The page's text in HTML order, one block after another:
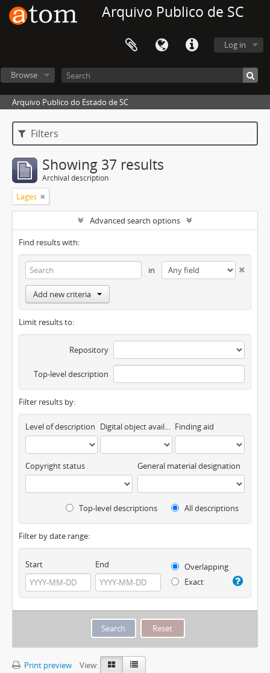
Arquivo Publico de SC
Log in
Browse
Arquivo Publico do Estado de SC
Filters
Showing 37 results
Archival description
Lages
Advanced search options
Find results with:
in
Add new criteria
Limit results to:
Repository
Top-level description
Filter results by:
Level of description Digital object available Finding aid
Copyright status General material designation
Top-level descriptions All descriptions
Filter by date range:
Start End
Overlapping
Exact
Print preview
View: